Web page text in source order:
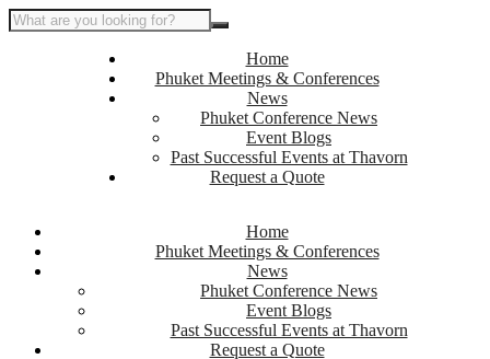
Home
Phuket Meetings & Conferences
News
Phuket Conference News
Event Blogs
Past Successful Events at Thavorn
Request a Quote
Home
Phuket Meetings & Conferences
News
Phuket Conference News
Event Blogs
Past Successful Events at Thavorn
Request a Quote